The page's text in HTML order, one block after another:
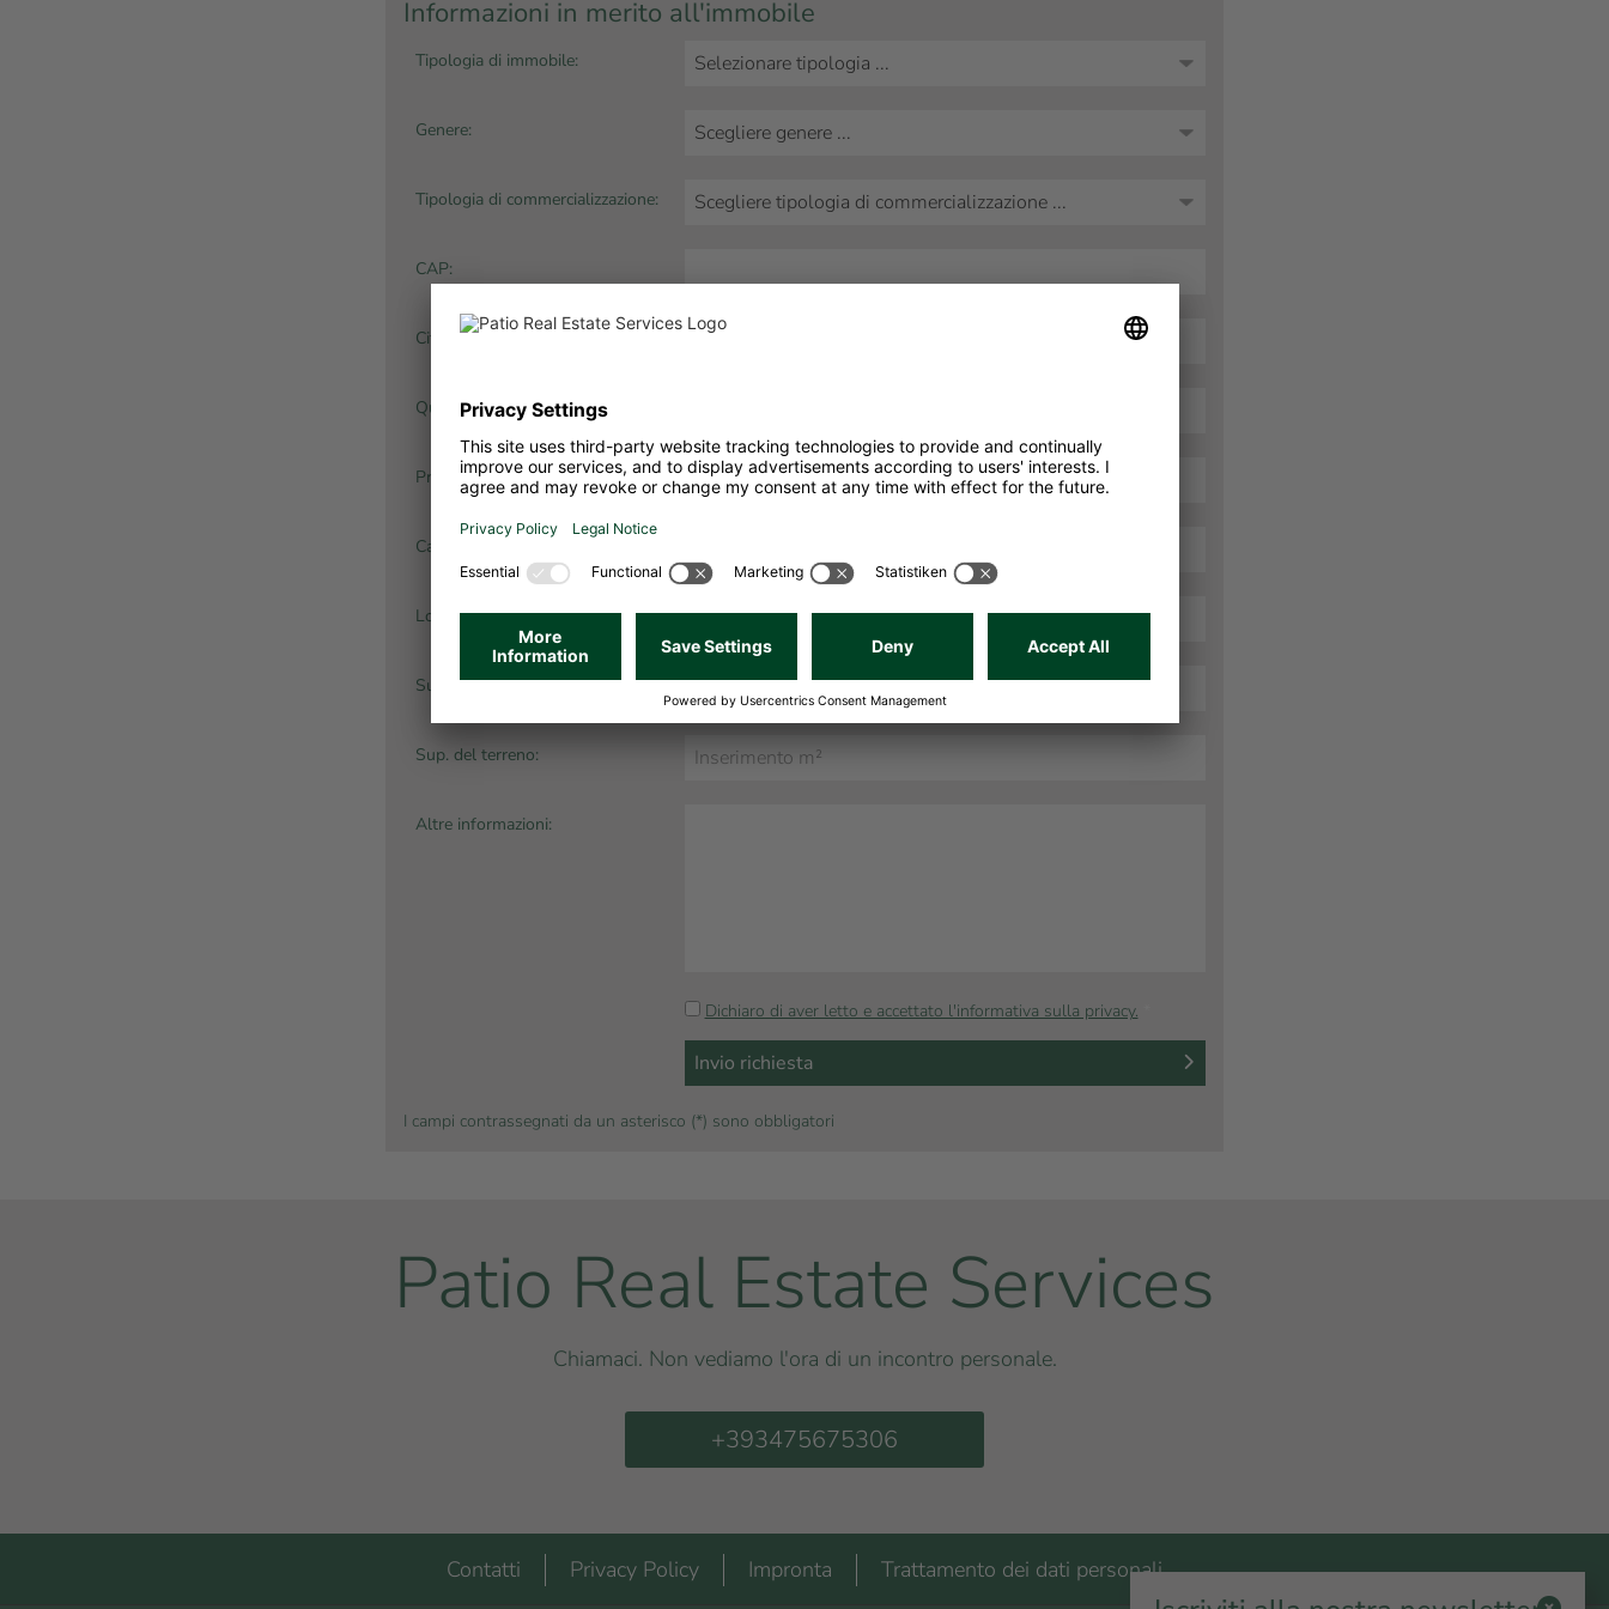
Informazioni in merito all'immobile
Tipologia di immobile:
Genere:
Tipologia di commercializzazione:
CAP:
Città:
Quartiere:
Prezzo dell'immobile:
Canone d’affitto (utenze escluse):
Locali:
Sup. abitabile:
Sup. del terreno:
Altre informazioni:
Dichiaro di aver letto e accettato l'informativa sulla privacy.
I campi contrassegnati da un asterisco (*) sono obbligatori
Patio Real Estate Services
Chiamaci. Non vediamo l'ora di un incontro personale.
+393475675306
Contatti Privacy Policy Impronta Trattamento dei dati personali